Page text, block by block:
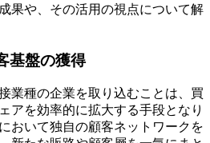
果や、その活用の視点について解
基盤の獲得
業種の企業を取り込むことは、買
アを効率的に拡大する手段となり
おいて独自の顧客ネットワークを